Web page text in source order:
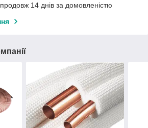
14 днів за домовленістю